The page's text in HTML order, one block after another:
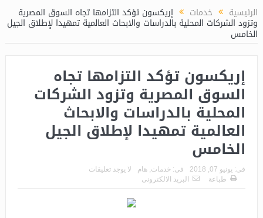
الرئيسية خدمات إريكسون تؤكد التزامها تجاه السوق المصرية
وتزود الشركات المحلية بالدراسات والابحاث العالمية تمهيدا لإطلاق الجيل
الخامس
إريكسون تؤكد التزامها تجاه
السوق المصرية وتزود الشركات
المحلية بالدراسات والابحاث
العالمية تمهيدا لإطلاق الجيل
الخامس
فى: يونيو 07, 2018 فى: خدمات, هام
لا يوجد تعليقات
طباعة
البريد الالكترونى